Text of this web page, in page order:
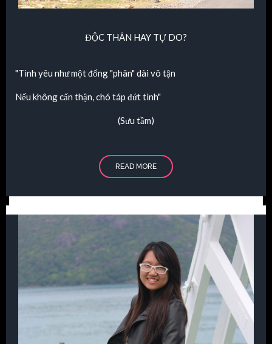
ĐỘC THÂN HAY TỰ DO?
"Tình yêu như một đống "phân" dài vô tận
Nếu không cẩn thận, chó táp đứt tình"
(Sưu tầm)
READ MORE